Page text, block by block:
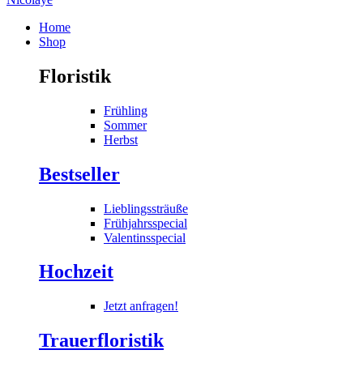
Home
Shop
Floristik
Frühling
Sommer
Herbst
Bestseller
Lieblingssträuße
Frühjahrsspecial
Valentinsspecial
Hochzeit
Jetzt anfragen!
Trauerfloristik